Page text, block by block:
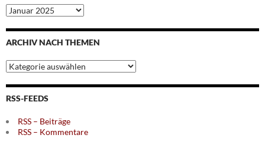
Archiv
nach
Monaten
ARCHIV NACH THEMEN
Archiv
nach
Themen
RSS-FEEDS
RSS – Beiträge
RSS – Kommentare